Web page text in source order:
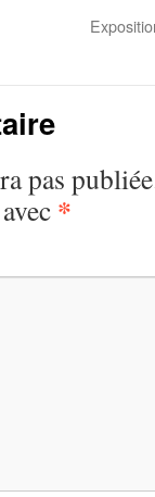
pas
*